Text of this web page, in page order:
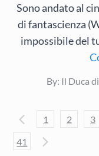
Sono andato al
di fantascienza
impossibile del
By: Il Duca
1 2 3
41